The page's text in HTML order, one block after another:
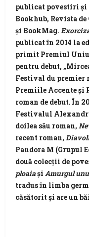
publicat povestiri și
Bookhub, Revista
și BookMag.
publicat în 2014 la
primit Premiul
pentru debut,
Festival du premier
Premiile Accente și
roman de debut. În
Festivalul
doilea său roman,
recent roman,
Pandora M (Grupul
două colecții de
ploaiași Amurgul
tradus în limba
căsătorit și are un